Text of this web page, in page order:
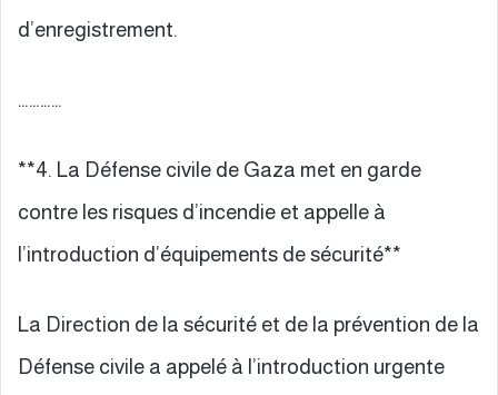
d’enregistrement.
…………
**4. La Défense civile de Gaza met en garde
contre les risques d’incendie et appelle à
l’introduction d’équipements de sécurité**
La Direction de la sécurité et de la prévention de la
Défense civile a appelé à l’introduction urgente